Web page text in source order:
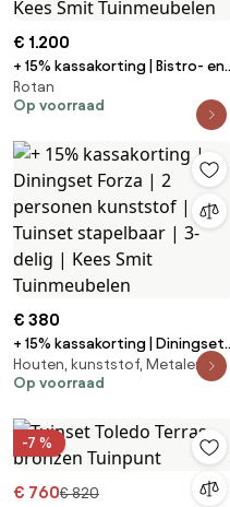
€ 1.200
+ 15% kassakorting | Bistro- en
balkonset Intenso | 2 personen |
Tuinset n.v.t. | 3-delig | Kees Smit
Rotan
Op voorraad
€ 380
+ 15% kassakorting | Diningset
Forza | 2 personen kunststof |
Tuinset stapelbaar | 3-delig |
Houten, kunststof, Metalen
Op voorraad
-7 %
€ 760€ 820